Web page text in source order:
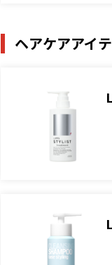
ヘアケアアイ